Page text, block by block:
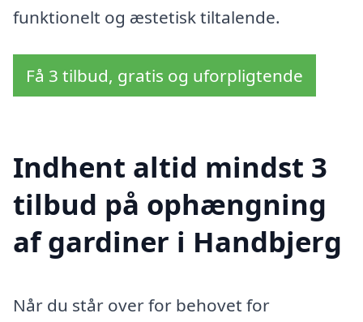
funktionelt og æstetisk tiltalende.
Få 3 tilbud, gratis og uforpligtende
Indhent altid mindst 3
tilbud på ophængning
af gardiner i Handbjerg
Når du står over for behovet for